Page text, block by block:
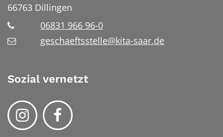
66763 Dillingen
06831 966 96-0
geschaeftsstelle@kita-saar.de
Sozial vernetzt